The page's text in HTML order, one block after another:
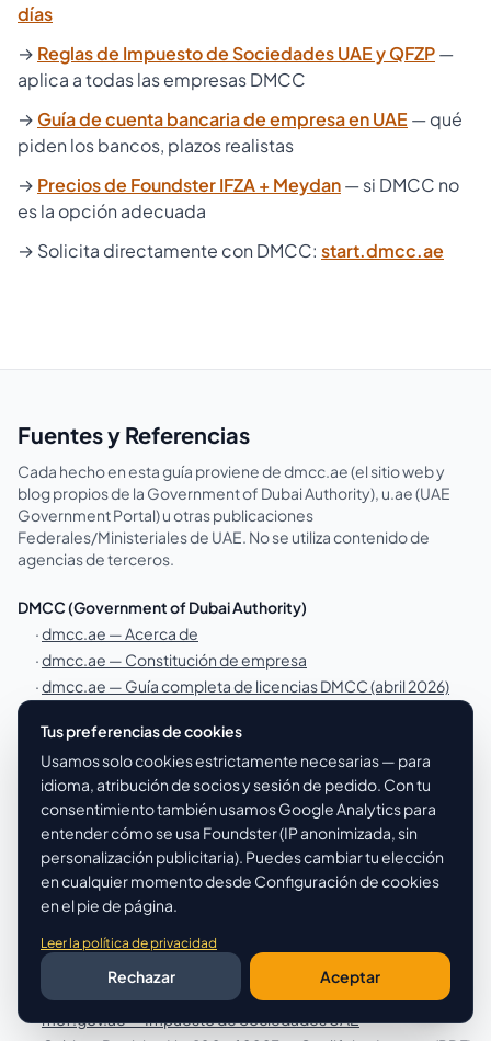
días
→ Reglas de Impuesto de Sociedades UAE y QFZP—
aplica a todas las empresas DMCC
→ Guía de cuenta bancaria de empresa en UAE — qué
piden los bancos, plazos realistas
→ Precios de Foundster IFZA + Meydan— si DMCC no
es la opción adecuada
→ Solicita directamente con DMCC: start.dmcc.ae
Fuentes y Referencias
Cada hecho en esta guía proviene de dmcc.ae (el sitio web y
blog propios de la Government of Dubai Authority), u.ae (UAE
Government Portal) u otras publicaciones
Federales/Ministeriales de UAE. No se utiliza contenido de
agencias de terceros.
DMCC (Government of Dubai Authority)
·dmcc.ae — Acerca de
·dmcc.ae — Constitución de empresa
·dmcc.ae — Guía completa de licencias DMCC (abril 2026)
dmcc.ae — Ecosistema de oro
dmcc.ae — Ecosistema Crypto & Blockchain
dmcc.ae — Tradeflow
·dmcc.ae — DGCX
start.dmcc.ae — Portal oficial de solicitudes
UAE Government Portal
·u.ae — Iniciar un negocio en una zona franca (referencia de
UAE Federal — Impuesto de Sociedades de UAE (referenciado
para tratamiento fiscal DMCC)
·mof.gov.ae — Impuesto de Sociedades UAE
Tus preferencias de cookies
Usamos solo cookies estrictamente necesarias — para
idioma, atribución de socios y sesión de pedido. Con tu
consentimiento también usamos Google Analytics para
entender cómo se usa Foundster (IP anonimizada, sin
personalización publicitaria). Puedes cambiar tu elección
en cualquier momento desde Configuración de cookies
en el pie de página.
Leer la política de privacidad
Rechazar Aceptar